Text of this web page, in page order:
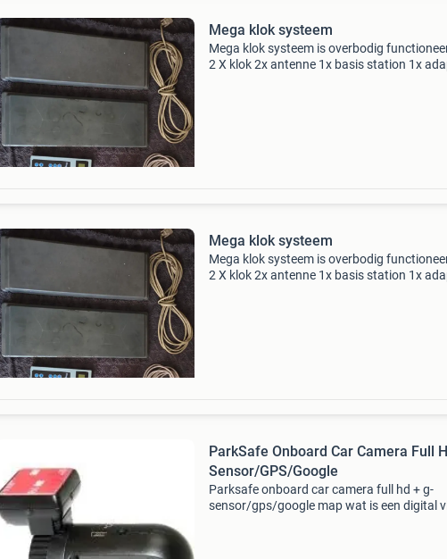
Mega klok systeem
Mega klok systeem is overbodig
2 X klok 2x antenne 1x basis station 1x
Mega klok systeem
Mega klok systeem is overbodig
2 X klok 2x antenne 1x basis station 1x
ParkSafe Onboard Car Camera Full
Sensor/GPS/Google
Parksafe onboard car camera full hd + g-
sensor/gps/google map wat is een digital